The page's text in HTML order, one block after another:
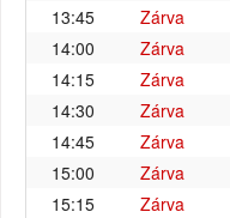
13:45
Zárva
14:00
Zárva
14:15
Zárva
14:30
Zárva
14:45
Zárva
15:00
Zárva
15:15
Zárva